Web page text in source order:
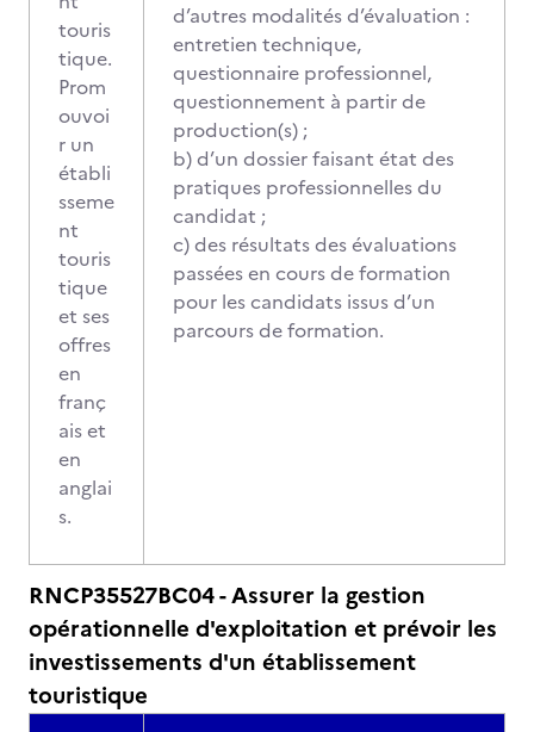
touris
tique.
Prom
ouvoi
r un
établi
sseme
nt
touris
tique
et ses
offres
en
franç
ais et
en
anglai
s.
d’autres modalités d’évaluation :
entretien technique,
questionnaire professionnel,
questionnement à partir de
production(s) ;
b) d’un dossier faisant état des
pratiques professionnelles du
candidat ;
c) des résultats des évaluations
passées en cours de formation
pour les candidats issus d’un
parcours de formation.
RNCP35527BC04 - Assurer la gestion
opérationnelle d'exploitation et prévoir les
investissements d'un établissement
touristique